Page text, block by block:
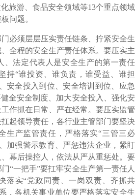
旅游、食品安全领域等13个重点领域
问题。
须层层压实责任链条、拧紧安全生
全程的安全生产责任体系。要压实主
、法定代表人是安全生产的第一责任
持“谁投资、谁负责，谁受益、谁担
安全投入到位、安全培训到位、应急
全安全制度、加大安全投入、强化安
作抓在日常、严在经常。要压实监管
起领导责任，各行业主管部门要坚决
生产监管责任，严格落实“三管三必
加强警示教育、严惩违法企业，紧盯
幕后操控人，依法从严从重惩处。要
“一把手”要扛牢安全生产第一责任人
落实“党政同责、一岗双责、齐抓共
，各机关事业单位要严格落实安全生